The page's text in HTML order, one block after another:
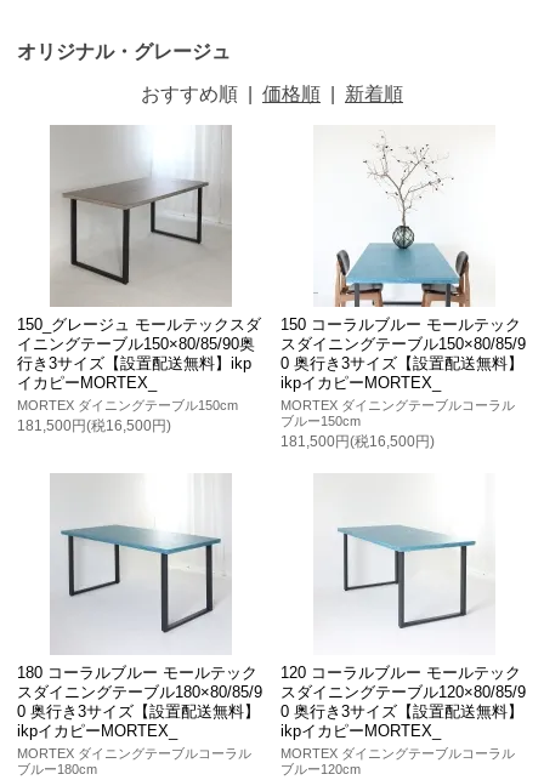
オリジナル・グレージュ
おすすめ順 価格順 新着順
150_グレージュ モールテックスダ
イニングテーブル150×80/85/90奥
行き3サイズ【設置配送無料】ikp
イカピーMORTEX_
MORTEX ダイニングテーブル150cm
181,500円(税16,500円)
150 コーラルブルー モールテック
スダイニングテーブル150×80/85/9
0 奥行き3サイズ【設置配送無料】
ikpイカピーMORTEX_
MORTEX ダイニングテーブルコーラル
ブルー150cm
181,500円(税16,500円)
180 コーラルブルー モールテック
スダイニングテーブル180×80/85/9
0 奥行き3サイズ【設置配送無料】
ikpイカピーMORTEX_
MORTEX ダイニングテーブルコーラル
ブルー180cm
120 コーラルブルー モールテック
スダイニングテーブル120×80/85/9
0 奥行き3サイズ【設置配送無料】
ikpイカピーMORTEX_
MORTEX ダイニングテーブルコーラル
ブルー120cm